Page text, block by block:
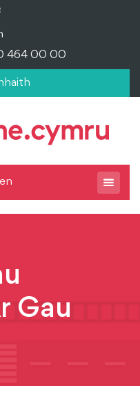
464 00 00
Gau